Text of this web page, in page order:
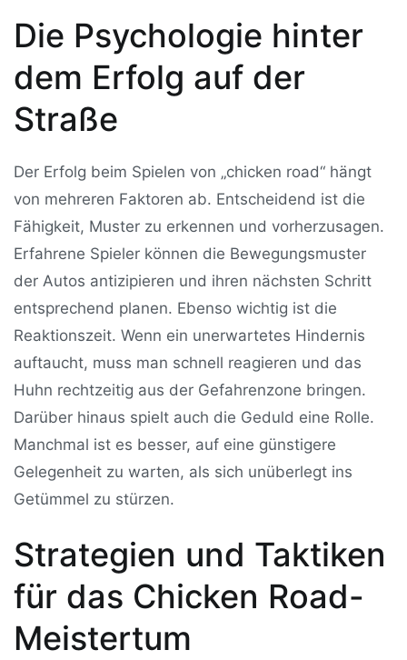
Die Psychologie hinter
dem Erfolg auf der
Straße
Der Erfolg beim Spielen von „chicken road“ hängt
von mehreren Faktoren ab. Entscheidend ist die
Fähigkeit, Muster zu erkennen und vorherzusagen.
Erfahrene Spieler können die Bewegungsmuster
der Autos antizipieren und ihren nächsten Schritt
entsprechend planen. Ebenso wichtig ist die
Reaktionszeit. Wenn ein unerwartetes Hindernis
auftaucht, muss man schnell reagieren und das
Huhn rechtzeitig aus der Gefahrenzone bringen.
Darüber hinaus spielt auch die Geduld eine Rolle.
Manchmal ist es besser, auf eine günstigere
Gelegenheit zu warten, als sich unüberlegt ins
Getümmel zu stürzen.
Strategien und Taktiken
für das Chicken Road-
Meistertum